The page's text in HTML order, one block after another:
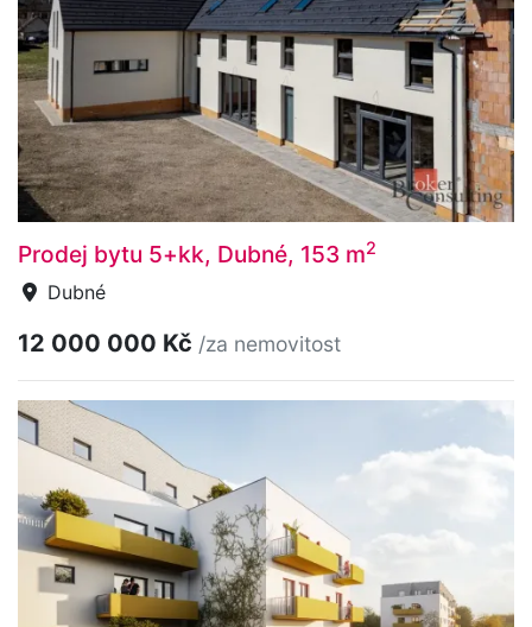
Prodej bytu 5+kk, Dubné, 153 m2
Dubné
12 000 000 Kč /za nemovitost